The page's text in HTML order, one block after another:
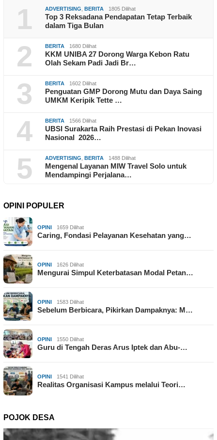
1 ADVERTISING BERITA 1805 Dilihat
Top 3 Reksadana Pendapatan Tetap Terbaik
dalam Tiga Bulan
2 BERITA 1680 Dilihat
KKM UNIBA 27 Dorong Warga Kebon Ratu
Olah Sekam Padi Jadi Br…
3 BERITA 1602 Dilihat
Penguatan GMP Dorong Mutu dan Daya Saing
UMKM Keripik Tette …
4 BERITA 1566 Dilihat
UBSI Surakarta Raih Prestasi di Pekan Inovasi
Nasional 2026…
5 ADVERTISING BERITA 1488 Dilihat
Mengenal Layanan MIW Travel Solo untuk
Mendampingi Perjalana…
OPINI POPULER
OPINI 1659 Dilihat
Caring, Fondasi Pelayanan Kesehatan yang…
OPINI 1626 Dilihat
Mengurai Simpul Keterbatasan Modal Petan…
OPINI 1583 Dilihat
Sebelum Berbicara, Pikirkan Dampaknya: M…
OPINI 1550 Dilihat
Guru di Tengah Deras Arus Iptek dan Abu-…
OPINI 1541 Dilihat
Realitas Organisasi Kampus melalui Teori…
POJOK DESA